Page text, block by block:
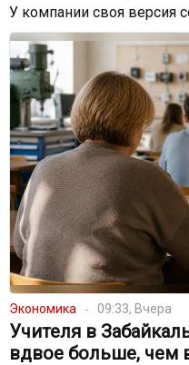
У компании своя версия
Экономика 09:33, Вчера
Учителя в
вдвое больше, чем